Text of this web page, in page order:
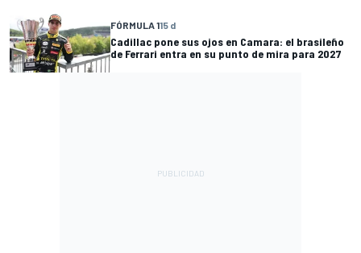
FÓRMULA 115 d
Cadillac pone sus ojos en Camara: el brasileño
de Ferrari entra en su punto de mira para 2027